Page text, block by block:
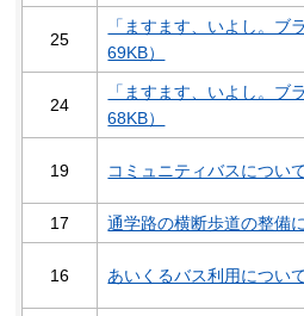
25
「ますます、いよし。
69KB）
24
「ますます、いよし。
68KB）
19 コミュニティバスについ
17 通学路の横断歩道の整備
16 あいくるバス利用につい